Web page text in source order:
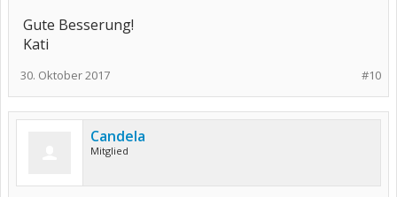
Gute Besserung!
Kati
#10
30. Oktober 2017
Candela
Mitglied